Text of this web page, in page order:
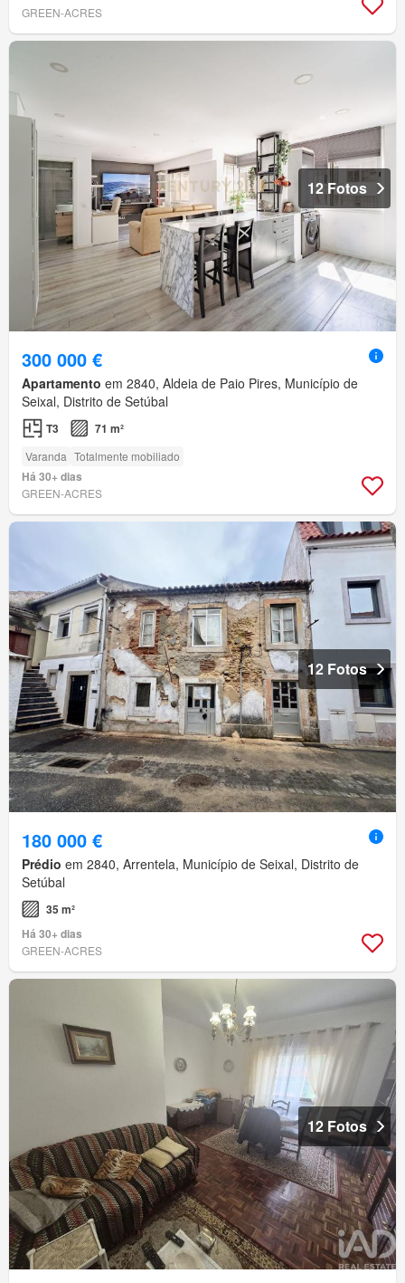
GREEN-ACRES
12 Fotos
300 000 €
Apartamento em 2840, Aldeia de Paio Pires, Município de
Seixal, Distrito de Setúbal
T3 71 m²
Varanda Totalmente mobiliado
Há 30+ dias
GREEN-ACRES
12 Fotos
180 000 €
Prédio em 2840, Arrentela, Município de Seixal, Distrito de
Setúbal
35 m²
Há 30+ dias
GREEN-ACRES
12 Fotos